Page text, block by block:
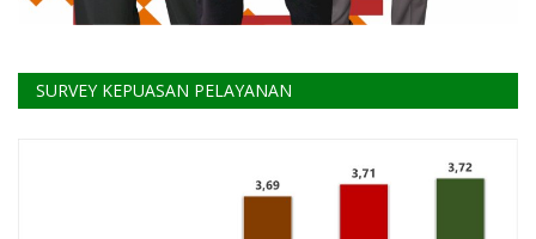
SURVEY KEPUASAN PELAYANAN